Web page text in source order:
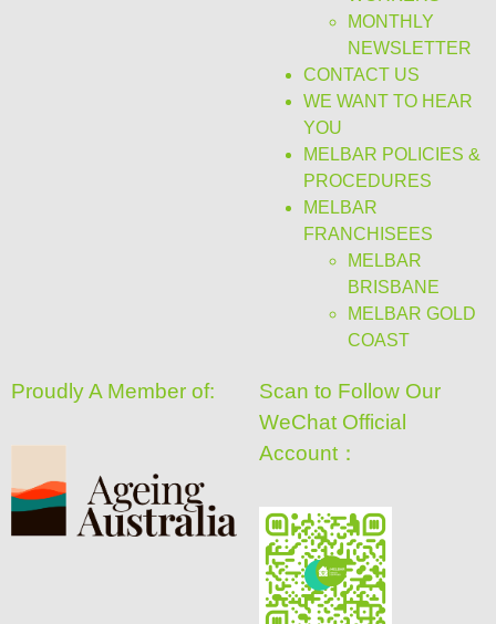
MONTHLY
NEWSLETTER
CONTACT US
WE WANT TO HEAR
YOU
MELBAR POLICIES &
PROCEDURES
MELBAR
FRANCHISEES
MELBAR
BRISBANE
MELBAR GOLD
COAST
Proudly A Member of:
Scan to Follow Our
WeChat Official
Account：